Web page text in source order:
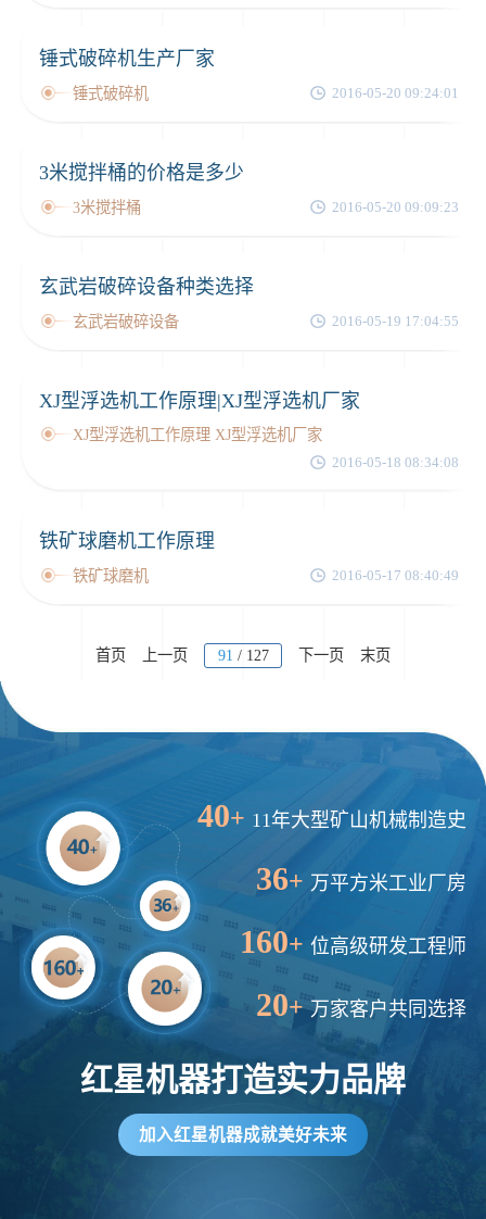
锤式破碎机生产厂家
锤式破碎机 2016-05-20 09:24:01
3米搅拌桶的价格是多少
3米搅拌桶 2016-05-20 09:09:23
玄武岩破碎设备种类选择
玄武岩破碎设备 2016-05-19 17:04:55
XJ型浮选机工作原理|XJ型浮选机厂家
XJ型浮选机工作原理 XJ型浮选机厂家
2016-05-18 08:34:08
铁矿球磨机工作原理
铁矿球磨机 2016-05-17 08:40:49
首页 上一页 91 / 127 下一页 末页
40+ 11年大型矿山机械制造史
36+ 万平方米工业厂房
160+ 位高级研发工程师
20+ 万家客户共同选择
红星机器打造实力品牌
加入红星机器成就美好未来